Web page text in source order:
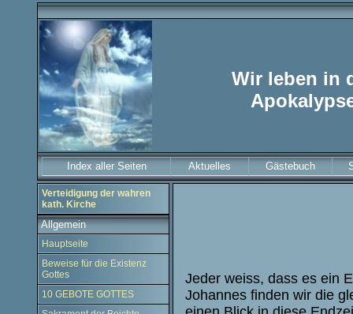
Wir leben in
Index aller Seiten Aktuelles Gästebuch
Verteidigung der wahren
kath. Kirche
Allgemein
Hauptseite
Beweise für die Existenz
Gottes
10 GEBOTE GOTTES
Jeder weiss, dass es ein
Johannes finden wir die